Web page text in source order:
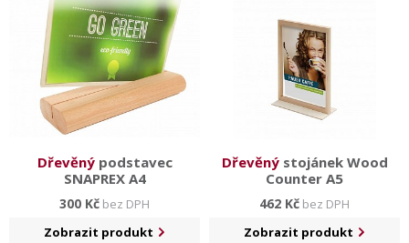
Prostor pro jejich využití najdete např. v informačních
centrech, na recepcích, v hotelech a restauracích či
obchodních centrech.
Dřevěnýpodstavec
SNAPREX A4
300 Kč bez DPH
Zobrazit produkt
Dřevěnýstojánek Wood
Counter A5
462 Kč bez DPH
Zobrazit produkt